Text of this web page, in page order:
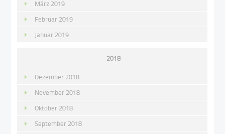
März 2019
Februar 2019
Januar 2019
2018
Dezember 2018
November 2018
Oktober 2018
September 2018